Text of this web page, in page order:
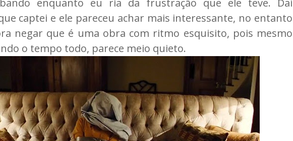
enquanto eu ria da frustração que ele teve. Daí
captei e ele pareceu achar mais interessante, no entanto
negar que é uma obra com ritmo esquisito, pois mesmo
o tempo todo, parece meio quieto.